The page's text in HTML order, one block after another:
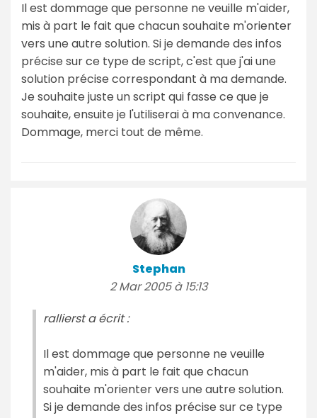
Il est dommage que personne ne veuille m'aider,
mis à part le fait que chacun souhaite m'orienter
vers une autre solution. Si je demande des infos
précise sur ce type de script, c'est que j'ai une
solution précise correspondant à ma demande.
Je souhaite juste un script qui fasse ce que je
souhaite, ensuite je l'utiliserai à ma convenance.
Dommage, merci tout de même.
Stephan
2 Mar 2005 à 15:13
rallierst a écrit :
Il est dommage que personne ne veuille
m'aider, mis à part le fait que chacun
souhaite m'orienter vers une autre solution.
Si je demande des infos précise sur ce type